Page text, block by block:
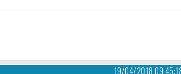
19/04/2018